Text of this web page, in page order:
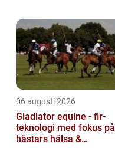
06 augusti 2026
Gladiator equine - fir-
teknologi med fokus på
hästars hälsa &